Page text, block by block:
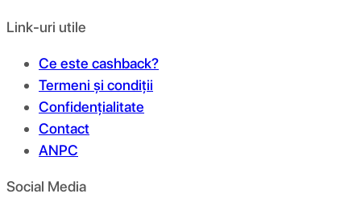
Link-uri utile
Ce este cashback?
Termeni și condiții
Confidențialitate
Contact
ANPC
Social Media